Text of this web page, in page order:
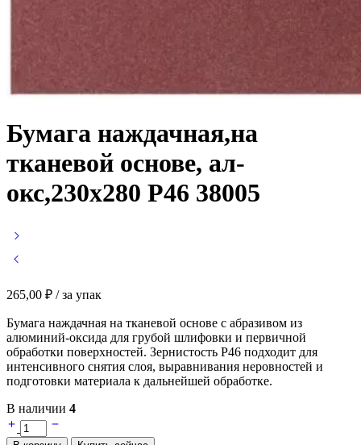
Бумага наждачная,на
тканевой основе, ал-
окс,230х280 Р46 38005
265,00 ₽ / за упак
Бумага наждачная на тканевой основе с абразивом из
алюминий-оксида для грубой шлифовки и первичной
обработки поверхностей. Зернистость Р46 подходит для
интенсивного снятия слоя, выравнивания неровностей и
подготовки материала к дальнейшей обработке.
В наличии 4
Бумага
наждачная,на